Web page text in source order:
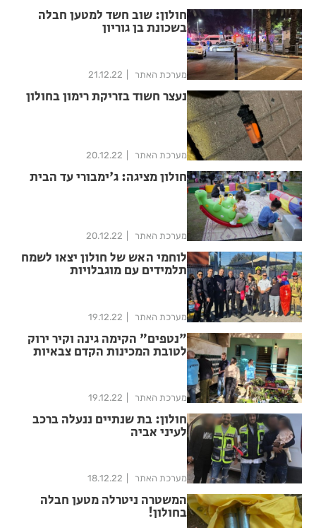
חולון: שוב חשד למטען חבלה
בשכונת בן גוריון
מערכת האתר 21.12.22
נעצר חשוד בזריקת רימון בחולון
מערכת האתר 20.12.22
חולון מציגה: ג'ימבורי עד הבית
מערכת האתר 20.12.22
לוחמי האש של חולון יצאו לשמח
תלמידים עם מוגבלויות
מערכת האתר 19.12.22
"נטפים" הקימה גינה וקיר ירוק
לטובת המכינות הקדם צבאיות
מערכת האתר 19.12.22
חולון: בת שנתיים ננעלה ברכב
לעיני אביה
מערכת האתר 18.12.22
המשטרה ניטרלה מטען חבלה
בחולון!